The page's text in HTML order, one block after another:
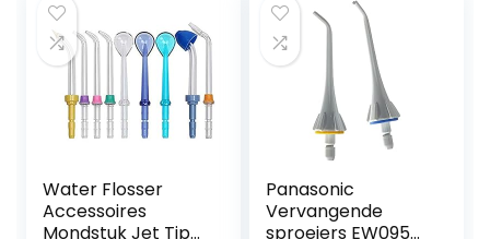
450 of WP-100
waterflossers,
verpakking van 2
(PS-100E)
Water Flosser
Accessoires
Mondstuk Jet Tips
Panasonic
Vervangende
sproeiers EW0950,